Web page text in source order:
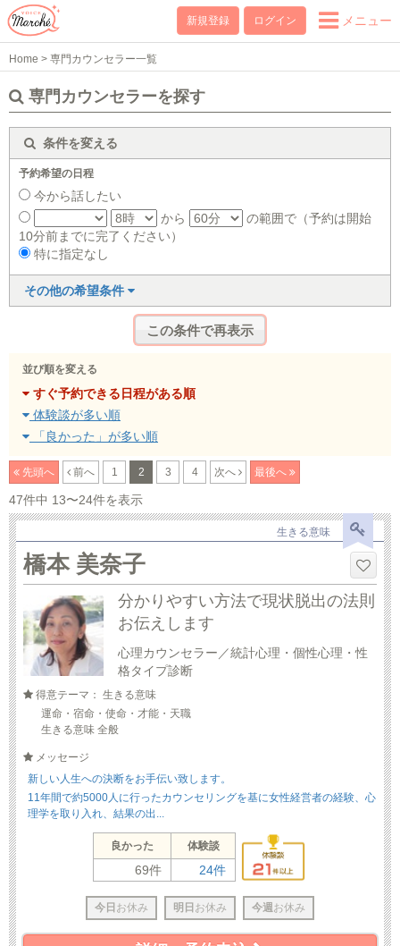
新規登録 ログイン メニュー
Home > 専門カウンセラー一覧
専門カウンセラーを探す
条件を変える
予約希望の日程
今から話したい
から
の範囲で（予約は開始
10分前までに完了ください）
特に指定なし
その他の希望条件
並び順を変える
すぐ予約できる日程がある順
体験談が多い順
「良かった」が多い順
先頭へ 前へ 1 2 3 4 次へ 最後へ
47件中 13〜24件を表示
生きる意味
橋本 美奈子
分かりやすい方法で現状脱出の法則
お伝えします
心理カウンセラー／統計心理・個性心理・性
格タイプ診断
得意テーマ： 生きる意味
運命・宿命・使命・才能・天職
生きる意味 全般
メッセージ
新しい人生への決断をお手伝い致します。
11年間で約5000人に行ったカウンセリングを基に女性経営者の経験、心
理学を取り入れ、結果の出...
良かった 体験談
69件 24件
今日 お休み 明日 お休み 今週 お休み